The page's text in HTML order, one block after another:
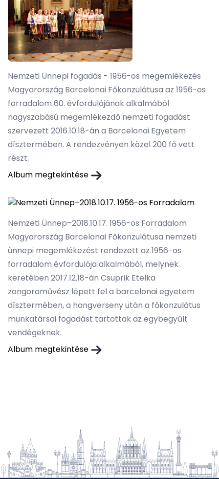
Nemzeti Ünnepi fogadás - 1956-os megemlékezés
Magyarország Barcelonai Főkonzulátusa az 1956-os
forradalom 60. évfordulójának alkalmából
nagyszabású megemlékezdő nemzeti fogadást
szervezett 2016.10.18-án a Barcelonai Egyetem
dísztermében. A rendezvényen közel 200 fő vett
részt.
Album megtekintése
Nemzeti Ünnep–2018.10.17. 1956-os Forradalom
Magyarország Barcelonai Főkonzulátusa nemzeti
ünnepi megemlékezést rendezett az 1956-os
forradalom évfordulója alkalmából, melynek
keretében 2017.12.18-án Csuprik Etelka
zongoraművész lépett fel a barcelonai egyetem
dísztermében, a hangverseny után a főkonzulátus
munkatársai fogadást tartottak az egybegyűlt
vendégeknek.
Album megtekintése